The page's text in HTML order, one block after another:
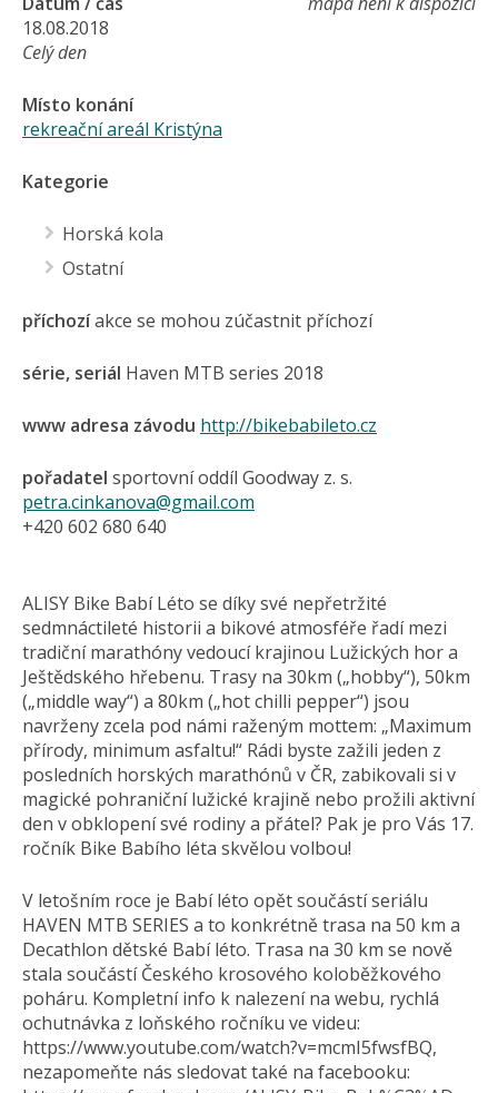
18.08.2018
Celý den
Místo konání
rekreační areál Kristýna
Kategorie
Horská kola
Ostatní
příchozíakce se mohou zúčastnit příchozí
série, seriál Haven MTB series 2018
www adresa závodu http://bikebabileto.cz
pořadatel sportovní oddíl Goodway z. s.
petra.cinkanova@gmail.com
+420 602 680 640
ALISY Bike Babí Léto se díky své nepřetržité
sedmnáctileté historii a bikové atmosféře řadí mezi
tradiční marathóny vedoucí krajinou Lužických hor a
Ještědského hřebenu. Trasy na 30km („hobby“), 50km
(„middle way“) a 80km („hot chilli pepper“) jsou
navrženy zcela pod námi raženým mottem: „Maximum
přírody, minimum asfaltu!“ Rádi byste zažili jeden z
posledních horských marathónů v ČR, zabikovali si v
magické pohraniční lužické krajině nebo prožili aktivní
den v obklopení své rodiny a přátel? Pak je pro Vás 17.
ročník Bike Babího léta skvělou volbou!
V letošním roce je Babí léto opět součástí seriálu
HAVEN MTB SERIES a to konkrétně trasa na 50 km a
Decathlon dětské Babí léto. Trasa na 30 km se nově
stala součástí Českého krosového koloběžkového
poháru. Kompletní info k nalezení na webu, rychlá
ochutnávka z loňského ročníku ve videu:
https://www.youtube.com/watch?v=mcmI5fwsfBQ,
nezapomeňte nás sledovat také na facebooku: